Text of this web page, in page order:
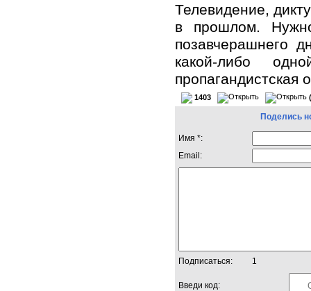
Телевидение,
в прошлом.
позавчерашнего
какой-либо
пропагандистская
1403
Поделись
Имя *:
Email:
Подписаться: 1
Введи код: